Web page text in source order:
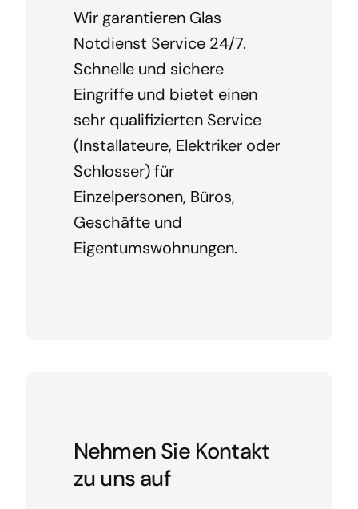
Wir garantieren Glas
Notdienst Service 24/7.
Schnelle und sichere
Eingriffe und bietet einen
sehr qualifizierten Service
(Installateure, Elektriker oder
Schlosser) für
Einzelpersonen, Büros,
Geschäfte und
Eigentumswohnungen.
Nehmen Sie Kontakt
zu uns auf